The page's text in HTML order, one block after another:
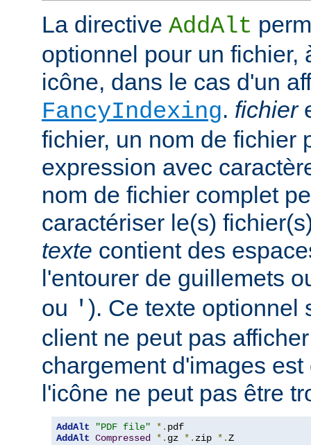
La directive AddAlt
optionnel pour un fichier,
icône, dans le cas d'un
FancyIndexing. fichier
fichier, un nom de fichier
expression avec
nom de fichier complet
caractériser le(s)
texte contient des
l'entourer de guillemets
ou ' ). Ce texte optionnel
client ne peut pas
chargement d'images
l'icône ne peut pas être
AddAlt "PDF file" *.
AddAlt Compressed *. gz *. zip *.Z